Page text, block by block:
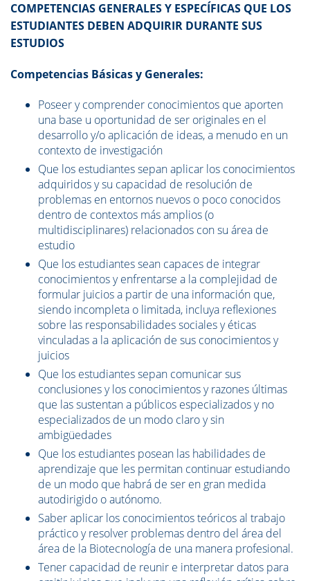
COMPETENCIAS GENERALES Y ESPECÍFICAS QUE LOS
ESTUDIANTES DEBEN ADQUIRIR DURANTE SUS
ESTUDIOS
Competencias Básicas y Generales:
Poseer y comprender conocimientos que aporten
una base u oportunidad de ser originales en el
desarrollo y/o aplicación de ideas, a menudo en un
contexto de investigación
Que los estudiantes sepan aplicar los conocimientos
adquiridos y su capacidad de resolución de
problemas en entornos nuevos o poco conocidos
dentro de contextos más amplios (o
multidisciplinares) relacionados con su área de
estudio
Que los estudiantes sean capaces de integrar
conocimientos y enfrentarse a la complejidad de
formular juicios a partir de una información que,
siendo incompleta o limitada, incluya reflexiones
sobre las responsabilidades sociales y éticas
vinculadas a la aplicación de sus conocimientos y
juicios
Que los estudiantes sepan comunicar sus
conclusiones y los conocimientos y razones últimas
que las sustentan a públicos especializados y no
especializados de un modo claro y sin
ambigüedades
Que los estudiantes posean las habilidades de
aprendizaje que les permitan continuar estudiando
de un modo que habrá de ser en gran medida
autodirigido o autónomo.
Saber aplicar los conocimientos teóricos al trabajo
práctico y resolver problemas dentro del área del
área de la Biotecnología de una manera profesional.
Tener capacidad de reunir e interpretar datos para